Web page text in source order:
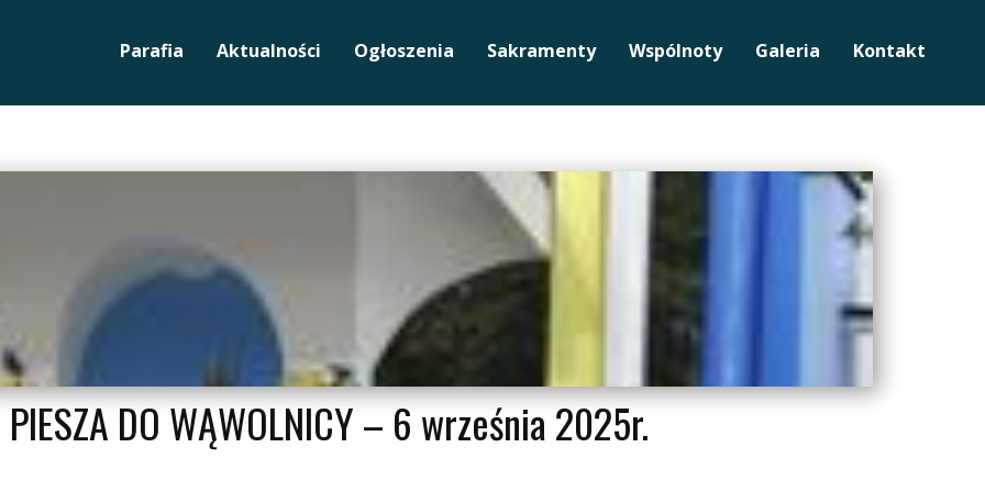
Parafia Aktualności Ogłoszenia Sakramenty Wspólnoty Galeria Kontakt
PIESZA DO WĄWOLNICY – 6 września 2025r.